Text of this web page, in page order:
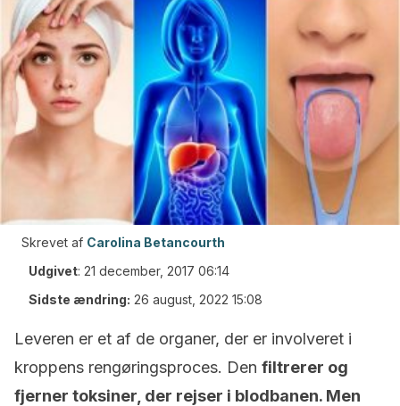
Skrevet af Carolina Betancourth
Udgivet: 21 december, 2017 06:14
Sidste ændring: 26 august, 2022 15:08
Leveren er et af de organer, der er involveret i
kroppens rengøringsproces. Den filtrerer og
fjerner toksiner, der rejser i blodbanen. Men